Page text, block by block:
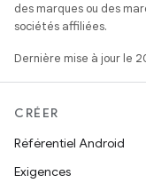
des marques ou des
sociétés affiliées.
Dernière mise à jour le
CRÉER
Référentiel Android
Exigences